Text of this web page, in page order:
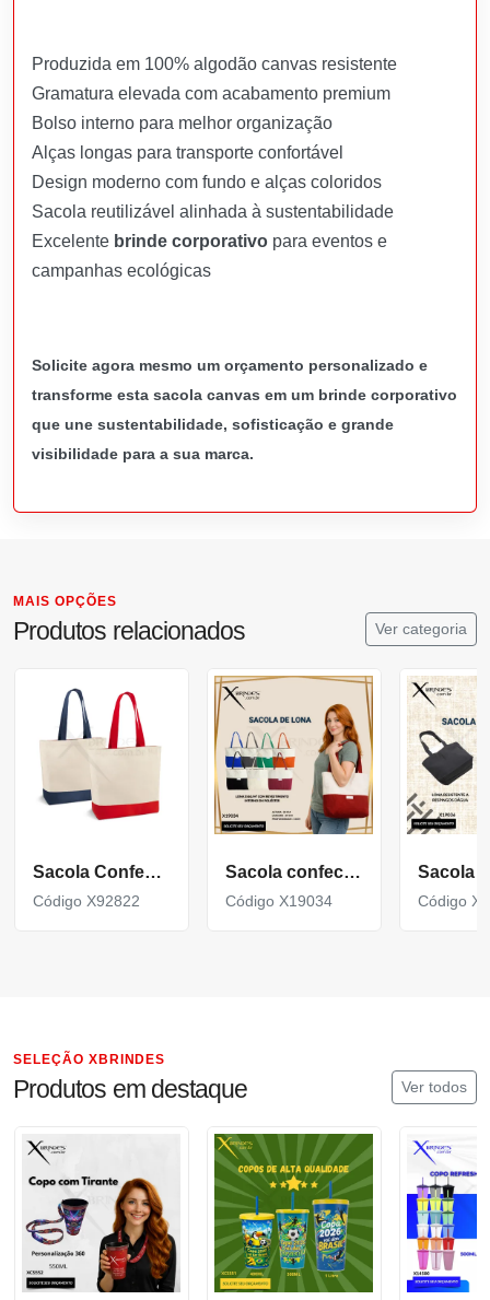
Produzida em 100% algodão canvas resistente
Gramatura elevada com acabamento premium
Bolso interno para melhor organização
Alças longas para transporte confortável
Design moderno com fundo e alças coloridos
Sacola reutilizável alinhada à sustentabilidade
Excelente brinde corporativo para eventos e
campanhas ecológicas
Solicite agora mesmo um orçamento personalizado e
transforme esta sacola canvas em um brinde corporativo
que une sustentabilidade, sofisticação e grande
visibilidade para a sua marca.
MAIS OPÇÕES
Produtos relacionados Ver categoria
Sacola Confeccionada em 100% Algodão Canvas X92822
Código X92822
Sacola confeccionada em lona 356g/m² com revestimento interno em poliéster X19034
Código X19034 Código
SELEÇÃO XBRINDES
Produtos em destaque Ver todos